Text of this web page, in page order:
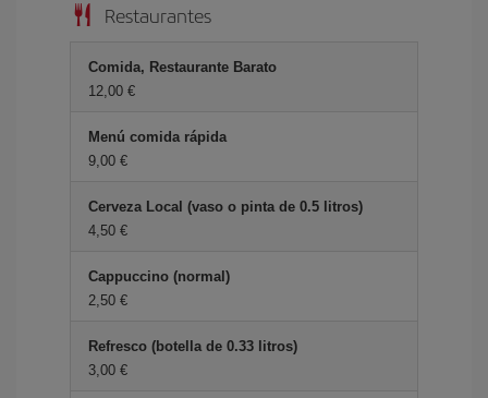
Restaurantes
Comida, Restaurante Barato
12,00 €
Menú comida rápida
9,00 €
Cerveza Local (vaso o pinta de 0.5 litros)
4,50 €
Cappuccino (normal)
2,50 €
Refresco (botella de 0.33 litros)
3,00 €